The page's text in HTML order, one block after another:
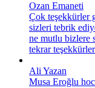
Ozan Emaneti
Çok teşekkürler
sizleri tebrik
ne mutlu bizlere
tekrar teşekkürler
Ali Yazan
Musa Eroğlu